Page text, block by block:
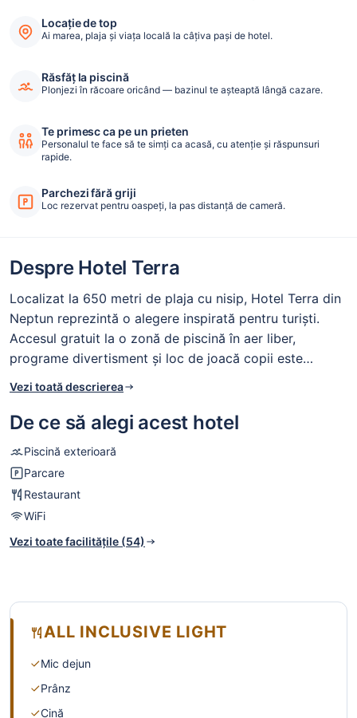
Locație de top
Ai marea, plaja și viața locală la câțiva pași de hotel.
Răsfăț la piscină
Plonjezi în răcoare oricând — bazinul te așteaptă lângă cazare.
Te primesc ca pe un prieten
Personalul te face să te simți ca acasă, cu atenție și răspunsuri
rapide.
Parchezi fără griji
Loc rezervat pentru oaspeți, la pas distanță de cameră.
Despre Hotel Terra
Localizat la 650 metri de plaja cu nisip, Hotel Terra din
Neptun reprezintă o alegere inspirată pentru turiști.
Accesul gratuit la o zonă de piscină în aer liber,
programe divertisment și loc de joacă copii este
disponibil pentru toți oaspeții. De asemenea, Hotelul
Proprietatea oferă acces la internet WiFi, cu taxă.
Restaurantul de la hotel este deschis oaspeților cu
preparate din bucătăria românească și internaţională la
mic dejun, pranz și cina. Restaurantul funcționează în
sistem bufet.
Vezi toată descrierea
De ce să alegi acest hotel
Piscină exterioară
Parcare
Restaurant
WiFi
Vezi toate facilitățile (54)
ALL INCLUSIVE LIGHT
Mic dejun
Prânz
Cină